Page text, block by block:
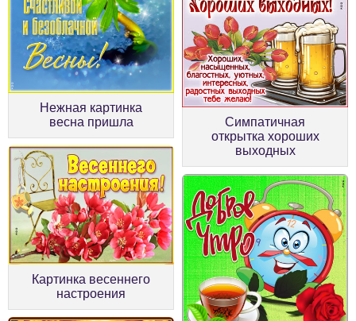
Нежная картинка
весна пришла
Симпатичная
открытка хороших
выходных
Картинка весеннего
настроения